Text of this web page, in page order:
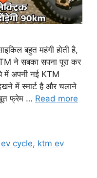
बहुत महंगी होती है,
ने सबका सपना पूरा कर
में अपनी नई KTM
में स्मार्ट है और चलाने
फ्रेम … Read more
ev cycle, ktm ev